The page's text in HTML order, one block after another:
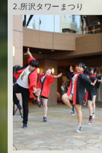
2.所沢タワーまつり